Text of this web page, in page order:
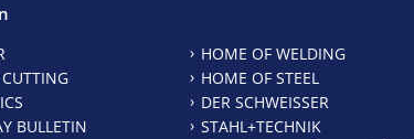
BULLETIN
HOME OF WELDING
HOME OF STEEL
DER SCHWEISSER
STAHL+TECHNIK